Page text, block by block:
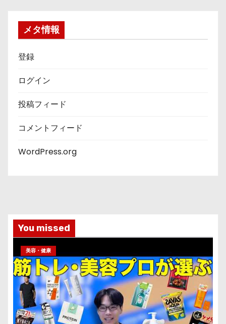
メタ情報
登録
ログイン
投稿フィード
コメントフィード
WordPress.org
You missed
美容・健康